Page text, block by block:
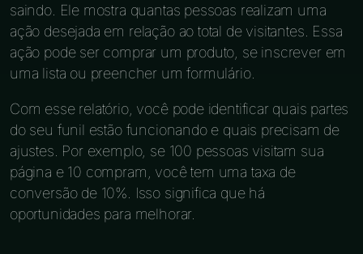
saindo. Ele mostra quantas pessoas realizam uma
ação desejada em relação ao total de visitantes. Essa
ação pode ser comprar um produto, se inscrever em
uma lista ou preencher um formulário.
Com esse relatório, você pode identificar quais partes
do seu funil estão funcionando e quais precisam de
ajustes. Por exemplo, se 100 pessoas visitam sua
página e 10 compram, você tem uma taxa de
conversão de 10%. Isso significa que há
oportunidades para melhorar.